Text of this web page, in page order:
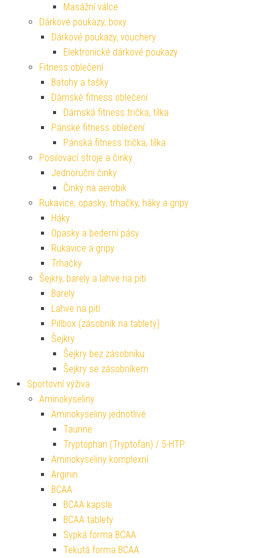
Masážní válce
Dárkové poukazy, boxy
Dárkové poukazy, vouchery
Elektronické dárkové poukazy
Fitness oblečení
Batohy a tašky
Dámské fitness oblečení
Dámská fitness trička, tílka
Pánské fitness oblečení
Pánská fitness trička, tílka
Posilovací stroje a činky
Jednoruční činky
Činky na aerobik
Rukavice, opasky, trhačky, háky a gripy
Háky
Opasky a bederní pásy
Rukavice a gripy
Trhačky
Šejkry, barely a lahve na pití
Barely
Lahve na pití
Pillbox (zásobník na tablety)
Šejkry
Šejkry bez zásobníku
Šejkry se zásobníkem
Sportovní výživa
Aminokyseliny
Aminokyseliny jednotlivé
Taurine
Tryptophan (Tryptofan) / 5-HTP
Aminokyseliny komplexní
Arginin
BCAA
BCAA kapsle
BCAA tablety
Sypká forma BCAA
Tekutá forma BCAA